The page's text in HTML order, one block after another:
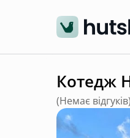
Котедж
(Немає відгуків)